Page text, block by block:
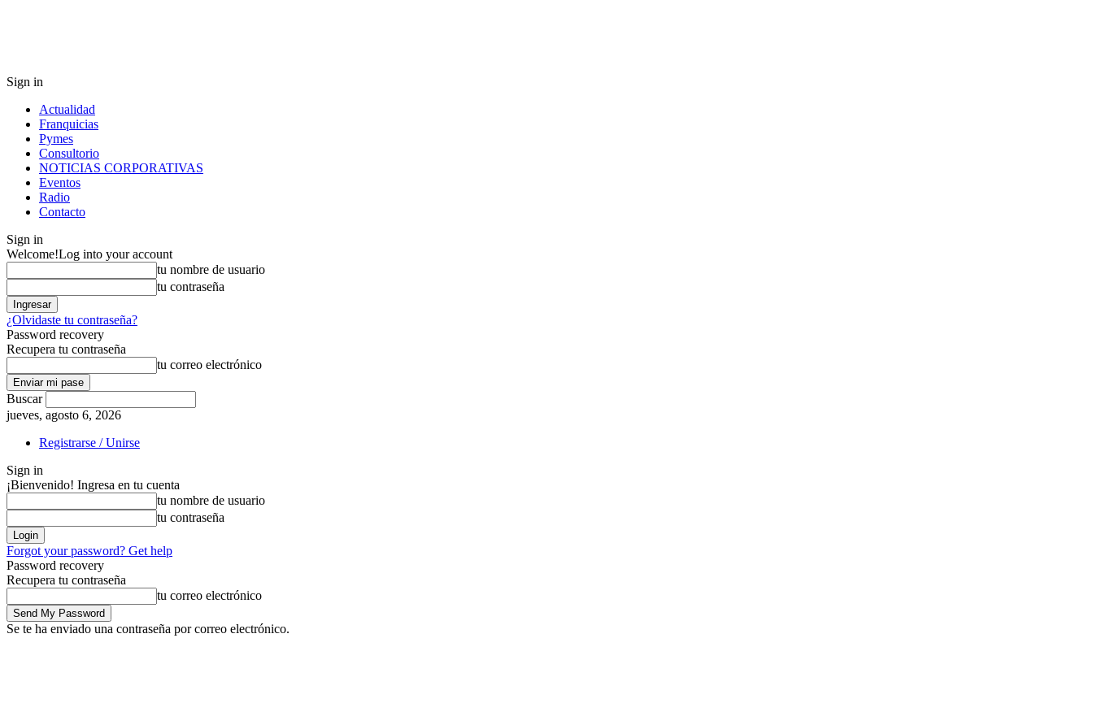
Sign in
Actualidad
Franquicias
Pymes
Consultorio
NOTICIAS CORPORATIVAS
Eventos
Radio
Contacto
Sign in
Welcome!Log into your account
tu nombre de usuario
tu contraseña
¿Olvidaste tu contraseña?
Password recovery
Recupera tu contraseña
tu correo electrónico
Buscar
jueves, agosto 6, 2026
Registrarse / Unirse
Sign in
¡Bienvenido! Ingresa en tu cuenta
tu nombre de usuario
tu contraseña
Forgot your password? Get help
Password recovery
Recupera tu contraseña
tu correo electrónico
Se te ha enviado una contraseña por correo electrónico.